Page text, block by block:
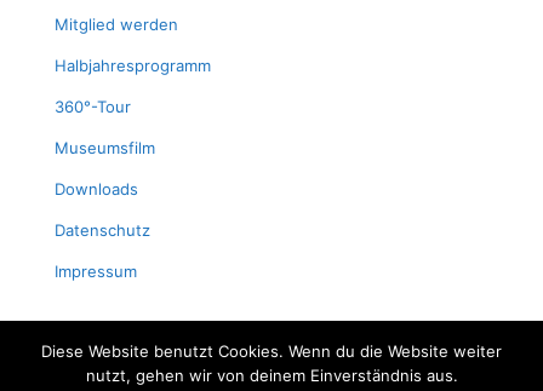
Mit­glied werden
Halb­jah­res­pro­gramm
360°-Tour
Muse­ums­film
Down­loads
Daten­schutz
Impres­sum
Diese Website benutzt Cookies. Wenn du die Website weiter
nutzt, gehen wir von deinem Einverständnis aus.